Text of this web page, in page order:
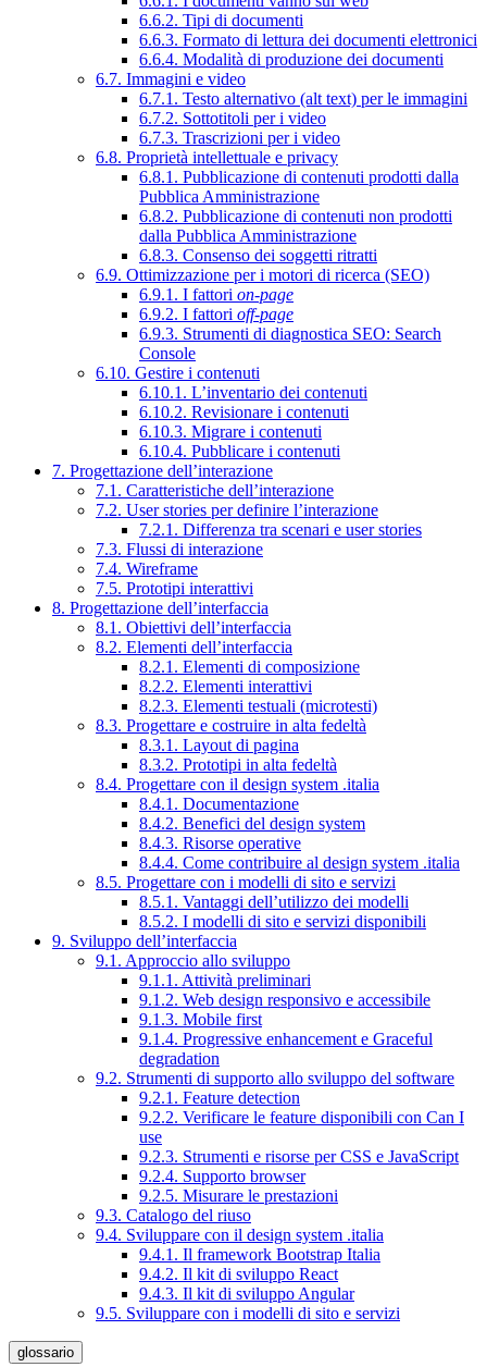
6.6.2. Tipi di documenti
6.6.3. Formato di lettura dei documenti elettronici
6.6.4. Modalità di produzione dei documenti
6.7. Immagini e video
6.7.1. Testo alternativo (alt text) per le immagini
6.7.2. Sottotitoli per i video
6.7.3. Trascrizioni per i video
6.8. Proprietà intellettuale e privacy
6.8.1. Pubblicazione di contenuti prodotti dalla
Pubblica Amministrazione
6.8.2. Pubblicazione di contenuti non prodotti
dalla Pubblica Amministrazione
6.8.3. Consenso dei soggetti ritratti
6.9. Ottimizzazione per i motori di ricerca (SEO)
6.9.1. I fattori on-page
6.9.2. I fattori off-page
6.9.3. Strumenti di diagnostica SEO: Search
Console
6.10. Gestire i contenuti
6.10.1. L’inventario dei contenuti
6.10.2. Revisionare i contenuti
6.10.3. Migrare i contenuti
6.10.4. Pubblicare i contenuti
7. Progettazione dell’interazione
7.1. Caratteristiche dell’interazione
7.2. User stories per definire l’interazione
7.2.1. Differenza tra scenari e user stories
7.3. Flussi di interazione
7.4. Wireframe
7.5. Prototipi interattivi
8. Progettazione dell’interfaccia
8.1. Obiettivi dell’interfaccia
8.2. Elementi dell’interfaccia
8.2.1. Elementi di composizione
8.2.2. Elementi interattivi
8.2.3. Elementi testuali (microtesti)
8.3. Progettare e costruire in alta fedeltà
8.3.1. Layout di pagina
8.3.2. Prototipi in alta fedeltà
8.4. Progettare con il design system .italia
8.4.1. Documentazione
8.4.2. Benefici del design system
8.4.3. Risorse operative
8.4.4. Come contribuire al design system .italia
8.5. Progettare con i modelli di sito e servizi
8.5.1. Vantaggi dell’utilizzo dei modelli
8.5.2. I modelli di sito e servizi disponibili
9. Sviluppo dell’interfaccia
9.1. Approccio allo sviluppo
9.1.1. Attività preliminari
9.1.2. Web design responsivo e accessibile
9.1.3. Mobile first
9.1.4. Progressive enhancement e Graceful
degradation
9.2. Strumenti di supporto allo sviluppo del software
9.2.1. Feature detection
9.2.2. Verificare le feature disponibili con Can I
use
9.2.3. Strumenti e risorse per CSS e JavaScript
9.2.4. Supporto browser
9.2.5. Misurare le prestazioni
9.3. Catalogo del riuso
9.4. Sviluppare con il design system .italia
9.4.1. Il framework Bootstrap Italia
9.4.2. Il kit di sviluppo React
9.4.3. Il kit di sviluppo Angular
9.5. Sviluppare con i modelli di sito e servizi
glossario